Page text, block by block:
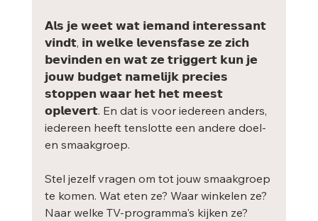
𝗔𝗹𝘀 𝗷𝗲 𝘄𝗲𝗲𝘁 𝘄𝗮𝘁 𝗶𝗲𝗺𝗮𝗻𝗱 𝗶𝗻𝘁𝗲𝗿𝗲𝘀𝘀𝗮𝗻𝘁
𝘃𝗶𝗻𝗱𝘁, 𝗶𝗻 𝘄𝗲𝗹𝗸𝗲 𝗹𝗲𝘃𝗲𝗻𝘀𝗳𝗮𝘀𝗲 𝘇𝗲 𝘇𝗶𝗰𝗵
𝗯𝗲𝘃𝗶𝗻𝗱𝗲𝗻 𝗲𝗻 𝘄𝗮𝘁 𝘇𝗲 𝘁𝗿𝗶𝗴𝗴𝗲𝗿𝘁 𝗸𝘂𝗻 𝗷𝗲
𝗷𝗼𝘂𝘄 𝗯𝘂𝗱𝗴𝗲𝘁 𝗻𝗮𝗺𝗲𝗹𝗶𝗷𝗸 𝗽𝗿𝗲𝗰𝗶𝗲𝘀
𝘀𝘁𝗼𝗽𝗽𝗲𝗻 𝘄𝗮𝗮𝗿 𝗵𝗲𝘁 𝗵𝗲𝘁 𝗺𝗲𝗲𝘀𝘁
𝗼𝗽𝗹𝗲𝘃𝗲𝗿𝘁. En dat is voor iedereen anders,
iedereen heeft tenslotte een andere doel-
en smaakgroep.
Stel jezelf vragen om tot jouw smaakgroep
te komen. Wat eten ze? Waar winkelen ze?
Naar welke TV-programma's kijken ze?